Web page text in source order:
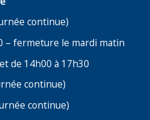
continue)
– fermeture le mardi matin
de 14h00 à 17h30
continue)
continue)